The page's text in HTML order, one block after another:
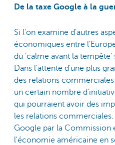
De la taxe Google à la
Si l'on examine d'autres
économiques entre
du 'calme avant la tempête'
Dans l'attente d'une plus
des relations
un certain nombre
qui pourraient avoir des
les relations
Google par la Commission
l'économie américaine en